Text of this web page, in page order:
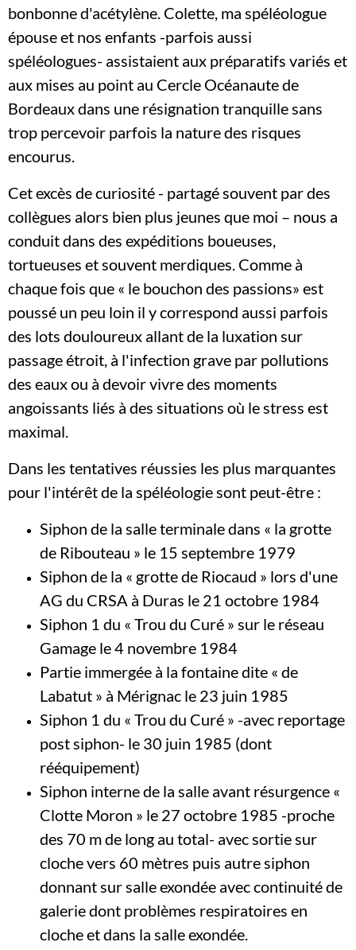
bonbonne d'acétylène. Colette, ma spéléologue
épouse et nos enfants -parfois aussi
spéléologues- assistaient aux préparatifs variés et
aux mises au point au Cercle Océanaute de
Bordeaux dans une résignation tranquille sans
trop percevoir parfois la nature des risques
encourus.
Cet excès de curiosité - partagé souvent par des
collègues alors bien plus jeunes que moi – nous a
conduit dans des expéditions boueuses,
tortueuses et souvent merdiques. Comme à
chaque fois que « le bouchon des passions» est
poussé un peu loin il y correspond aussi parfois
des lots douloureux allant de la luxation sur
passage étroit, à l'infection grave par pollutions
des eaux ou à devoir vivre des moments
angoissants liés à des situations où le stress est
maximal.
Dans les tentatives réussies les plus marquantes
pour l'intérêt de la spéléologie sont peut-être :
Siphon de la salle terminale dans « la grotte
de Ribouteau » le 15 septembre 1979
Siphon de la « grotte de Riocaud » lors d'une
AG du CRSA à Duras le 21 octobre 1984
Siphon 1 du « Trou du Curé » sur le réseau
Gamage le 4 novembre 1984
Partie immergée à la fontaine dite « de
Labatut » à Mérignac le 23 juin 1985
Siphon 1 du « Trou du Curé » -avec reportage
post siphon- le 30 juin 1985 (dont
rééquipement)
Siphon interne de la salle avant résurgence «
Clotte Moron » le 27 octobre 1985 -proche
des 70 m de long au total- avec sortie sur
cloche vers 60 mètres puis autre siphon
donnant sur salle exondée avec continuité de
galerie dont problèmes respiratoires en
cloche et dans la salle exondée.